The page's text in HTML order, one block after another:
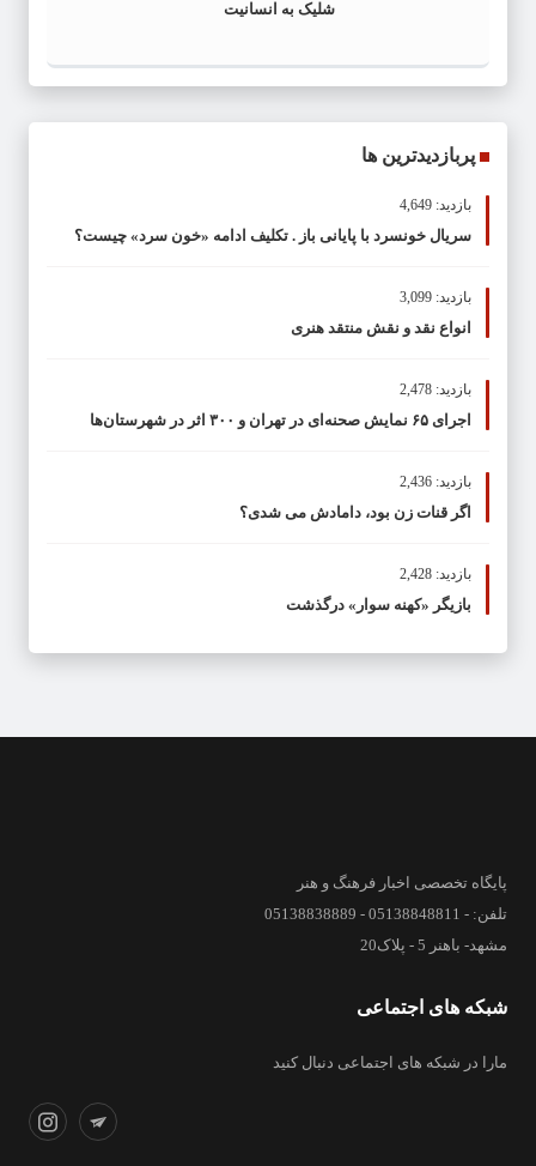
شلیک به انسانیت
پربازدیدترین ها
بازدید: 4,649
سریال خونسرد با پایانی باز . تکلیف ادامه «خون سرد» چیست؟
بازدید: 3,099
انواع نقد و نقش منتقد هنری
بازدید: 2,478
اجرای ۶۵ نمایش صحنه‌ای در تهران و ۳۰۰ اثر در شهرستان‌ها
بازدید: 2,436
اگر قنات زن بود، دامادش می شدی؟
بازدید: 2,428
بازیگر «کهنه سوار» درگذشت
پایگاه تخصصی اخبار فرهنگ و هنر
تلفن: - 05138848811 - 05138838889
مشهد- باهنر 5 - پلاک20
شبکه های اجتماعی
مارا در شبکه های اجتماعی دنبال کنید